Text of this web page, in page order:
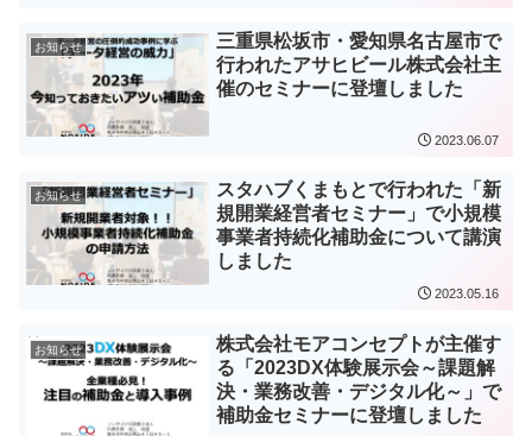
お知らせ
三重県松坂市・愛知県名古屋市で
行われたアサヒビール株式会社主
催のセミナーに登壇しました
2023.06.07
お知らせ
スタハブくまもとで行われた「新
規開業経営者セミナー」で小規模
事業者持続化補助金について講演
しました
2023.05.16
お知らせ
株式会社モアコンセプトが主催す
る「2023DX体験展示会～課題解
決・業務改善・デジタル化～」で
補助金セミナーに登壇しました